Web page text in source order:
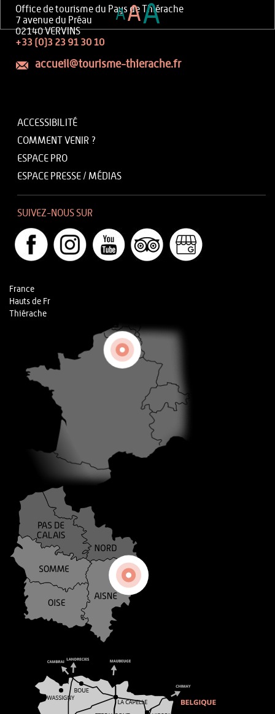
Office de tourisme du Pays de Thiérache
7 avenue du Préau
02140 VERVINS
+33 (0)3 23 91 30 10
accueil@tourisme-thierache.fr
ACCESSIBILITÉ
COMMENT VENIR ?
ESPACE PRO
ESPACE PRESSE / MÉDIAS
SUIVEZ-NOUS SUR
France
Hauts de Fr
Thiérache
AAA